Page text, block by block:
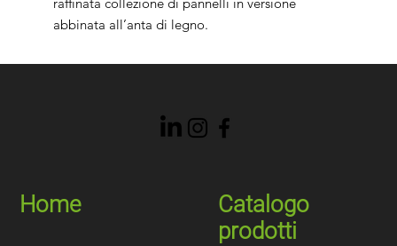
abbinata all’anta di legno.
Home
Catalogo
prodotti